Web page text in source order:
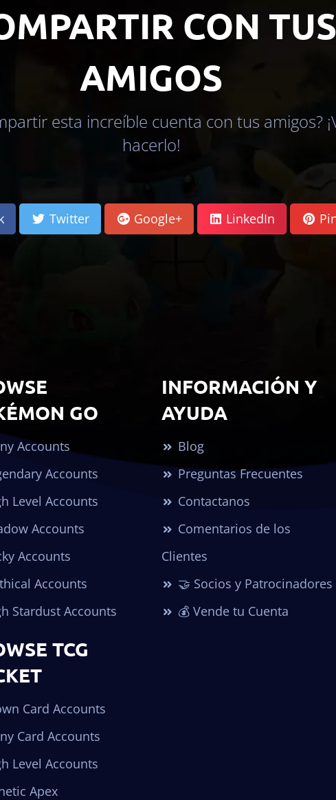
CON TUS
AMIGOS
esta increíble cuenta con tus amigos?
hacerlo!
Twitter Google+ LinkedIn
GO
Accounts
Accounts
Level Accounts
Accounts
Accounts
Accounts
Stardust Accounts
TCG
Card Accounts
Card Accounts
Level Accounts
Apex
INFORMACIÓN Y
AYUDA
Blog
Preguntas Frecuentes
Contactanos
Comentarios de los
Clientes
🤝 Socios y Patrocinadores
💰 Vende tu Cuenta